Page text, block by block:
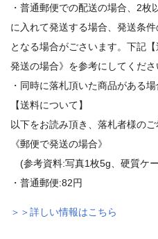
・普通郵便での配送の場合、2
に入れて発送する場合、発送条
となる場合がごさいます。下記
発送の場合》を参考にしてくださ
・同時に落札頂いた商品がある
【送料について】
以下をお読み頂き、落札者様の
《郵便で発送の場合》
(参考資料:写真1枚5g、硬質ケ
・普通郵便:82円
＞＞詳しい情報はこちら